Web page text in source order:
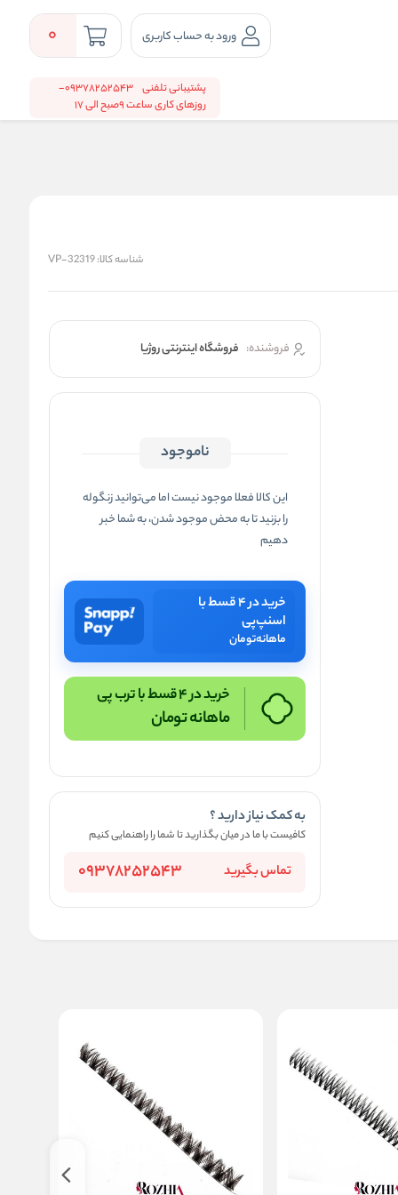
ورود به حساب کاربری 0
پشتیبانی تلفنی
09378252543-
روزهای کاری ساعت 9صبح الی 17
شناسه کالا:VP-32319
فروشنده: فروشگاه اینترنتی روژیا
ناموجود
این کالا فعلا موجود نیست اما می‌توانید زنگوله
را بزنید تا به محض موجود شدن، به شما خبر
دهیم
خرید در ۴ قسط با
اسنپ‌پی
ماهانهتومان
خرید در 4 قسط با ترب پی
ماهانهتومان
به کمک نیاز دارید ؟
کافیست با ما در میان بگذارید تا شما را راهنمایی کنیم
تماس بگیرید 09378252543